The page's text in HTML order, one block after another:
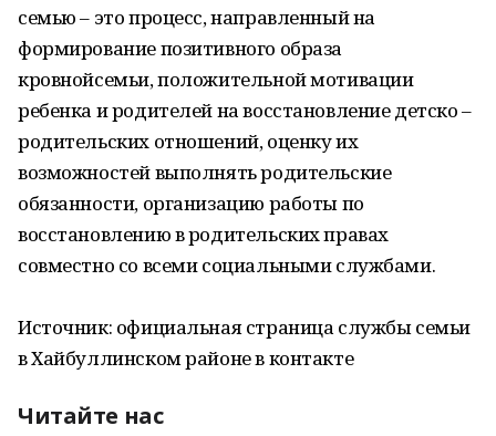
семью – это процесс, направленный на
формирование позитивного образа
кровнойсемьи, положительной мотивации
ребенка и родителей на восстановление детско –
родительских отношений, оценку их
возможностей выполнять родительские
обязанности, организацию работы по
восстановлению в родительских правах
совместно со всеми социальными службами.
Источник: официальная страница службы семьи
в Хайбуллинском районе в контакте
Читайте нас